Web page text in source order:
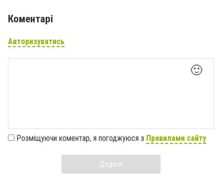
Коментарі
Авторизуватись
🙂
Розміщуючи коментар, я погоджуюся з Правилами сайту
Додати